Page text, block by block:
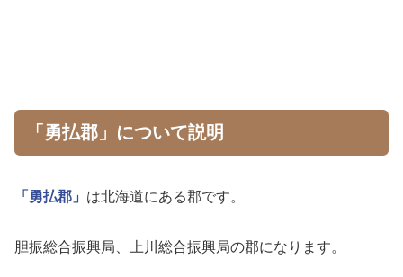
「勇払郡」について説明
「勇払郡」 は北海道にある郡です。
胆振総合振興局、上川総合振興局の郡になります。